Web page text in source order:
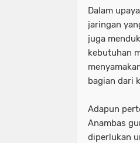
Dalam
jaringan
juga
kebutuhan
bagian dari
Adapun
Anambas
diperlukan